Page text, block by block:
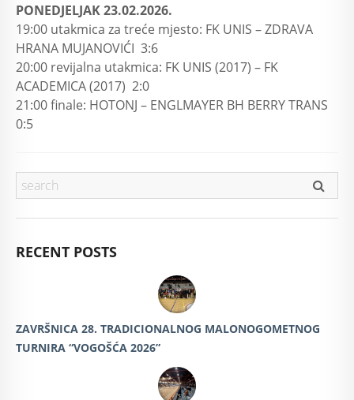
PONEDJELJAK 23.02.2026.
19:00 utakmica za treće mjesto: FK UNIS – ZDRAVA
HRANA MUJANOVIĆI 3:6
20:00 revijalna utakmica: FK UNIS (2017) – FK
ACADEMICA (2017) 2:0
21:00 finale: HOTONJ – ENGLMAYER BH BERRY TRANS
0:5
RECENT POSTS
ZAVRŠNICA 28. TRADICIONALNOG MALONOGOMETNOG
TURNIRA “VOGOŠĆA 2026”